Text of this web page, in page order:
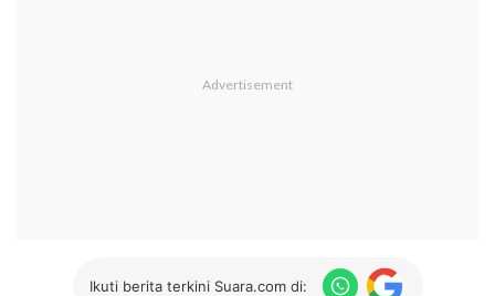
Ikuti berita terkini Suara.com di: